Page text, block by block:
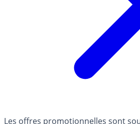
Les offres promotionnelles sont